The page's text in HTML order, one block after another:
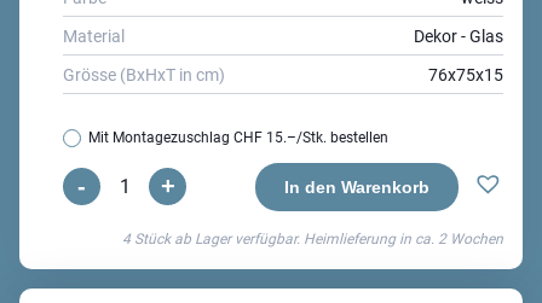
Material
Dekor - Glas
Grösse (BxHxT in cm)
76x75x15
Mit Montagezuschlag CHF 15.–/Stk. bestellen
-
Splash
Menge
+ In den Warenkorb
4 Stück ab Lager verfügbar. Heimlieferung in ca. 2 Wochen